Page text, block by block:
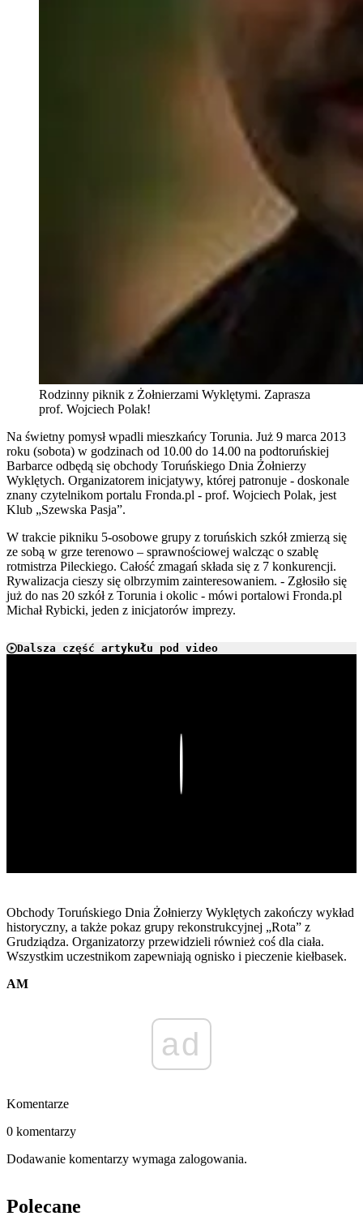
Rodzinny piknik z Żołnierzami Wyklętymi. Zaprasza
prof. Wojciech Polak!
Na świetny pomysł wpadli mieszkańcy Torunia. Już 9 marca 2013
roku (sobota) w godzinach od 10.00 do 14.00 na podtoruńskiej
Barbarce odbędą się obchody Toruńskiego Dnia Żołnierzy
Wyklętych. Organizatorem inicjatywy, której patronuje - doskonale
znany czytelnikom portalu Fronda.pl - prof. Wojciech Polak, jest
Klub „Szewska Pasja”.
W trakcie pikniku 5-osobowe grupy z toruńskich szkół zmierzą się
ze sobą w grze terenowo – sprawnościowej walcząc o szablę
rotmistrza Pileckiego. Całość zmagań składa się z 7 konkurencji.
Rywalizacja cieszy się olbrzymim zainteresowaniem. - Zgłosiło się
już do nas 20 szkół z Torunia i okolic - mówi portalowi Fronda.pl
Michał Rybicki, jeden z inicjatorów imprezy.
Dalsza część artykułu pod video
Obchody Toruńskiego Dnia Żołnierzy Wyklętych zakończy wykład
historyczny, a także pokaz grupy rekonstrukcyjnej „Rota” z
Grudziądza. Organizatorzy przewidzieli również coś dla ciała.
Wszystkim uczestnikom zapewniają ognisko i pieczenie kiełbasek.
AM
ad
Komentarze
0 komentarzy
Dodawanie komentarzy wymaga zalogowania.
Polecane